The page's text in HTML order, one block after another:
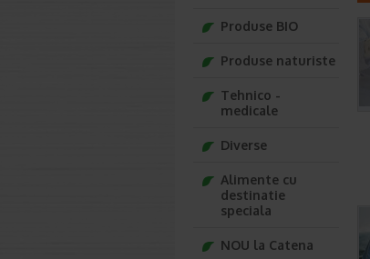
Produse BIO
Produse naturiste
Tehnico -
medicale
Diverse
Alimente cu
destinatie
speciala
NOU la Catena